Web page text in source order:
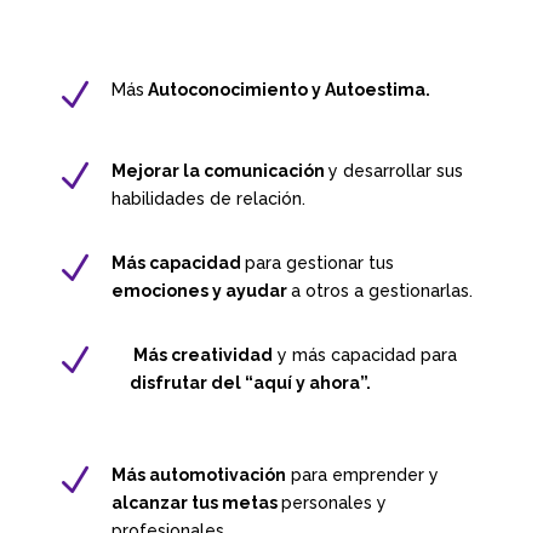
N Más Autoconocimiento y Autoestima.
N Mejorar la comunicación y desarrollar sus
habilidades de relación.
N Más capacidad para gestionar tus
emociones y ayudara otros a gestionarlas.
N Más creatividad y más capacidad para
disfrutar del “aquí y ahora”.
N Más automotivación para emprender y
alcanzar tus metaspersonales y